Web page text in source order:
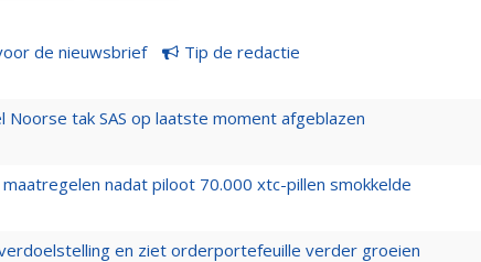
de nieuwsbrief Tip de redactie
Noorse tak SAS op laatste moment afgeblazen
nadat piloot 70.000 xtc-pillen smokkelde
en ziet orderportefeuille verder groeien